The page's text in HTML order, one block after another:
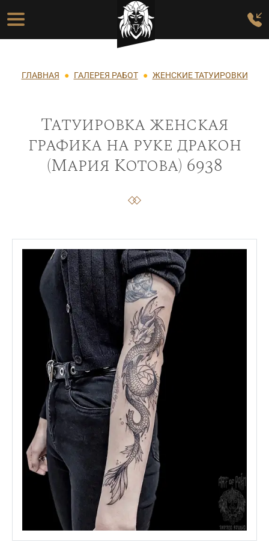
Перейти к основному содержанию
Основная навигация
Строка навигации
ГЛАВНАЯ ГАЛЕРЕЯ РАБОТ ЖЕНСКИЕ ТАТУИРОВКИ
Татуировка женская
графика на руке дракон
(Мария Котова) 6938